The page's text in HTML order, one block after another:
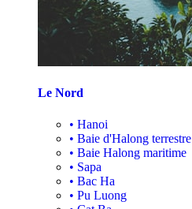
Le Nord
• Hanoi
• Baie d'Halong terrestre
• Baie Halong maritime
• Sapa
• Bac Ha
• Pu Luong